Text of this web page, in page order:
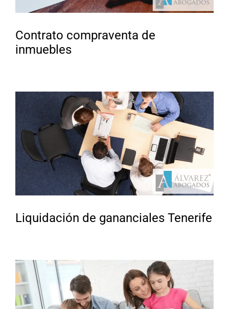
Contrato compraventa de
inmuebles
Liquidación de gananciales Tenerife